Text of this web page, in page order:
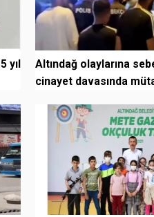
yıl
Altındağ olaylarına
cinayet davasında